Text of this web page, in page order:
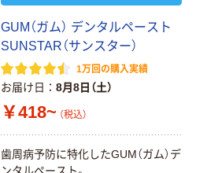
GUM（ガム） デンタルペースト
SUNSTAR（サンスター）
1万回の購入実績
お届け日 8月8日（土）
￥418~ （税込）
歯周病予防に特化したGUM（ガム）デ
ンタルペースト。